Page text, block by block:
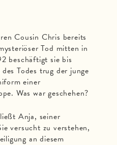
Cousin Chris bereits
Tod mitten in
beschäftigt sie bis
Todes trug der junge
einer
Was war geschehen?
Anja, seiner
versucht zu verstehen,
an diesem